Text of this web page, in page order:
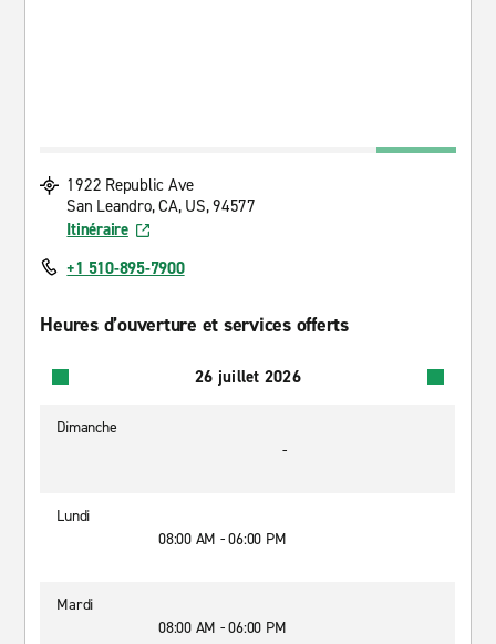
1922 Republic Ave
San Leandro, CA, US, 94577
Itinéraire
+1 510-895-7900
Heures d’ouverture et services offerts
26 juillet 2026
Dimanche
-
Lundi
08:00 AM - 06:00 PM
Mardi
08:00 AM - 06:00 PM